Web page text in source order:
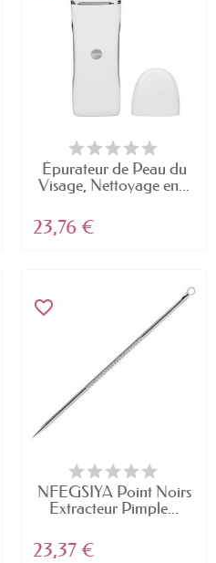
Épurateur de Peau du
Visage, Nettoyage en...
23,76 €
favorite_border
NFEGSIYA Point Noirs
Extracteur Pimple...
23,37 €